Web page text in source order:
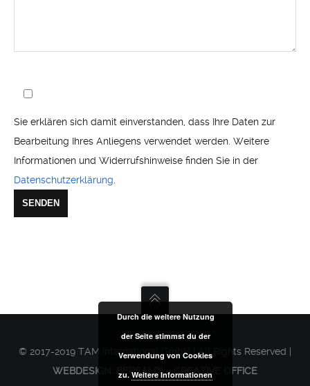
Sie erklären sich damit einverstanden, dass Ihre Daten zur
Bearbeitung Ihres Anliegens verwendet werden. Weitere
Informationen und Widerrufshinweise finden Sie in der
Datenschutzerklärung
© 2017-2019 TAM International GmbH | All Rights Reserved |
WEBDESIGN: BERSALDI – CREATIVE OFFICE
Durch die weitere Nutzung
der Seite stimmst du der
Verwendung von Cookies
zu. Weitere Informationen